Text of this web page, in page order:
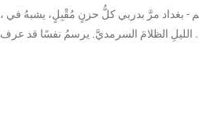
، وأدنيتُهم رغمَ الظروفِ الأصعبِ هبة حامد كاظم - بغداد مرَّ بدربي كلُّ حزنٍ مُقْبِلٍ، يشبهُ في
قد عرف ...